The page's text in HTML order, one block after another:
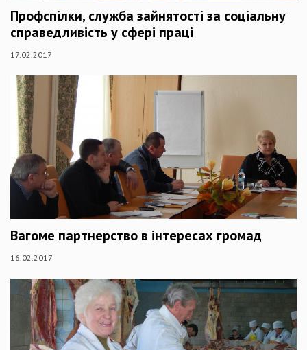
Профспілки, служба зайнятості за соціальну
справедливість у сфері праці
17.02.2017
Вагоме партнерство в інтересах громад
16.02.2017